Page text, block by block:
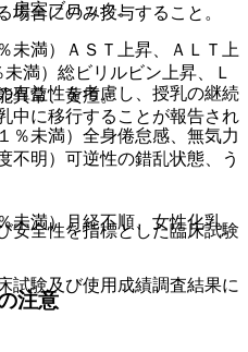
場合にのみ投与すること。
有益性を考慮し、授乳の継続
中に移行することが報告され
安全性を指標とした臨床試験
注意
房室ブロック。
満）ＡＳＴ上昇、ＡＬＴ上
満）総ビリルビン上昇、Ｌ
異常、黄疸。
未満）全身倦怠感、無気力
不明）可逆性の錯乱状態、う
未満）月経不順、女性化乳
試験及び使用成績調査結果に